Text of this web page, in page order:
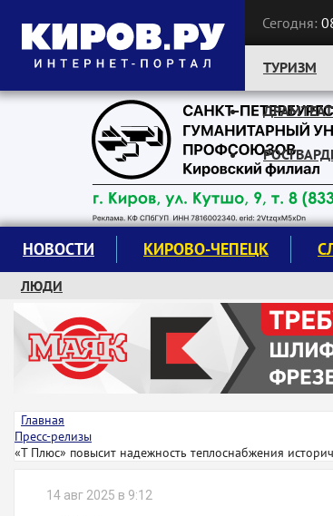
Сегодня:
Следите за новостями:
ТУРИЗМ
НОВОСТИ КИРОВО-ЧЕПЕЦК
ЛЮДИ
КРУЖКИ И СЕКЦИИ
ЗАВОДУ "МАЯК" 85 ЛЕТ
ЭКОЛОГИЯ
Главная
Пресс-релизы
«Т Плюс» повысит надежность теплоснабжения
14 авг 2025 в 9:12